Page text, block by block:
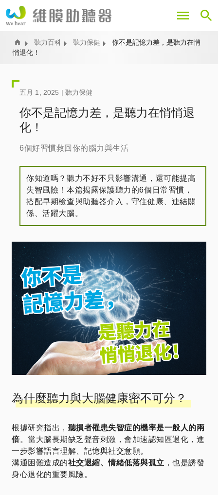
至
內
Home 聽力百科 聽力保健
你不是記憶力差，是聽力在悄
悄退化！
五月 1, 2025 | 聽力保健
你不是記憶力差，是聽力在悄悄退
化！
6個好習慣救回你的腦力與生活
你知道嗎？聽力不好不只影響溝通，還可能提高
失智風險！本篇揭露保護聽力的6個日常習慣，
搭配早期檢查與助聽器介入，守住健康、連結關
係、活躍大腦。
為什麼聽力與大腦健康密不可分？
根據研究指出， 聽損者罹患失智症的機率是一般人的兩
倍。當大腦長期缺乏聲音刺激，會加速認知區退化，進
一步影響語言理解、記憶與社交意願。
溝通困難造成的社交退縮、情緒低落與孤立 ，也是誘發
身心退化的重要風險。